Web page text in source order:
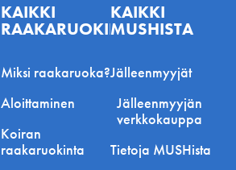
KAIKKI
RAAKARUOKINNASTA
Miksi raakaruoka?
Aloittaminen
Koiran
raakaruokinta
KAIKKI
MUSHISTA
Jälleenmyyjät
Jälleenmyyjän
verkkokauppa
Tietoja MUSHista